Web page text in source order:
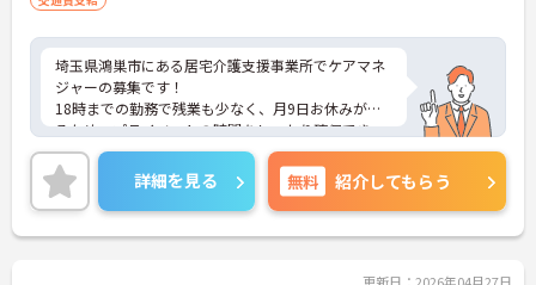
埼玉県鴻巣市にある居宅介護支援事業所でケアマネ
ジャーの募集です！
18時までの勤務で残業も少なく、月9日お休みがあ
るため、プライベートの時間をしっかり確保でき、
仕事との両立がしやすい職場です◎
また、車・バイク・自転車通勤が可能なため、ご自
身のライフスタイルに合わせた交通手段が選べま
す！
ご興味ある方は面接ポイントをお伝えしますので、
詳細を見る 無料 紹介してもらう